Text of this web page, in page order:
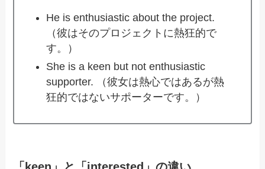
He is enthusiastic about the project.
（彼はそのプロジェクトに熱狂的で
す。）
She is a keen but not enthusiastic
supporter. （彼女は熱心ではあるが熱
狂的ではないサポーターです。）